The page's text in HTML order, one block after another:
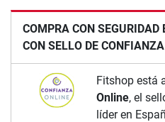
COMPRA CON SEGURIDAD
CON SELLO DE
Fitshop está
Online, el
líder en